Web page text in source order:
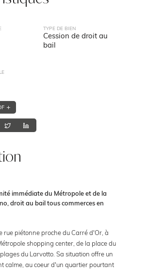
TYPE DE BIEN
Cession de droit au
bail
immédiate du Métropole et de la
droit au bail tous commerces en
rue piétonne proche du Carré d'Or, à
shopping center, de la place du
du Larvotto. Sa situation offre un
calme, au coeur d'un quartier pourtant